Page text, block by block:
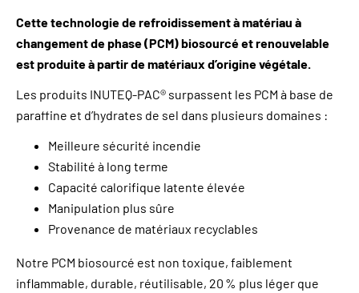
Cette technologie de refroidissement à matériau à
changement de phase (PCM) biosourcé et renouvelable
est produite à partir de matériaux d’origine végétale.
Les produits INUTEQ-PAC® surpassent les PCM à base de
paraffine et d’hydrates de sel dans plusieurs domaines :
Meilleure sécurité incendie
Stabilité à long terme
Capacité calorifique latente élevée
Manipulation plus sûre
Provenance de matériaux recyclables
Notre PCM biosourcé est non toxique, faiblement
inflammable, durable, réutilisable, 20 % plus léger que